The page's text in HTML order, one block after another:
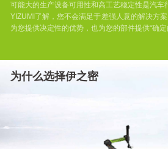
高速
包装
模具
PET
胚专
用机
可能大的生产设备可用性和高工艺稳定性是汽车
YIZUMI了解，您不会满足于差强人意的解决方
为您提供决定性的优势，也为您的部件提供“确定
为什么选择伊之密